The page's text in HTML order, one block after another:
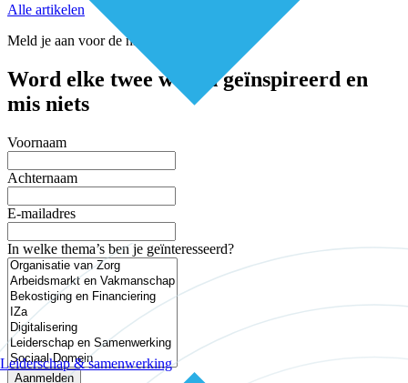
Leiderschap & samenwerking
Alle artikelen
Meld je aan voor de nieuwsbrief
Word elke twee weken geïnspireerd en
mis niets
Voornaam
Achternaam
E-mailadres
In welke thema’s ben je geïnteresseerd?
Aanmelden